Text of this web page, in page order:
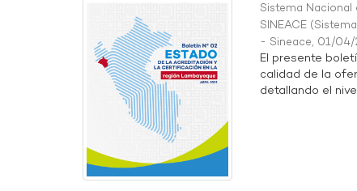
Sistema
SINEACE (
- Sineace, 01/04/
El presente
calidad de la
detallando el